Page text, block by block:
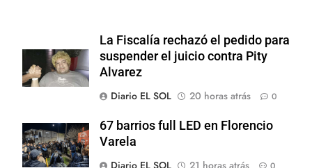
La Fiscalía rechazó el pedido para
suspender el juicio contra Pity
Alvarez
Diario EL SOL
20 horas atrás 0
67 barrios full LED en Florencio
Varela
Diario EL SOL
21 horas atrás